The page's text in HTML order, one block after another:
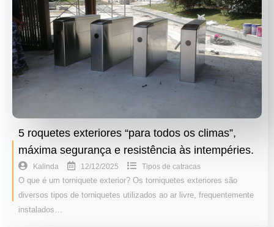
5 roquetes exteriores “para todos os climas”,
máxima segurança e resistência às intempéries.
Kalinda 12/12/2025 Tipos de catracas
O que é um torniquete exterior? Os torniquetes exteriores são
diversos tipos de torniquetes utilizados ao ar livre, frequentemente
instalados…